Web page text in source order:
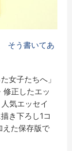
そう書いてあ
女子たちへ」
修正したエッ
気エッセイ
き下ろし1コ
えた保存版で